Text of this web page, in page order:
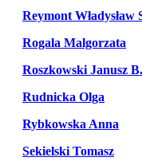
Reymont Władysław
Rogala Malgorzata
Roszkowski Janusz B.
Rudnicka Olga
Rybkowska Anna
Sekielski Tomasz